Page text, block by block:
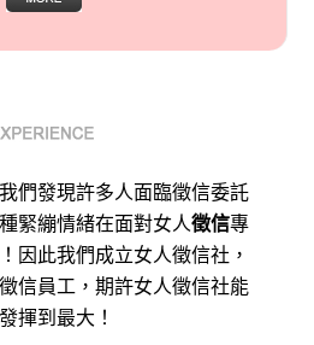
們發現許多人面臨徵信委託
緊繃情緒在面對女人徵信專
因此我們成立女人徵信社，
信員工，期許女人徵信社能
揮到最大 ！